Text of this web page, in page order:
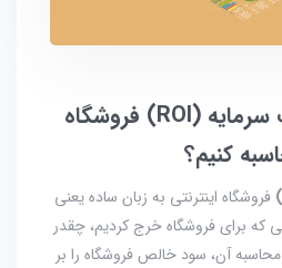
چگونه نرخ بازگشت سرمایه (ROI) فروشگاه
کنیم؟
فروشگاه اینترنتی به زبان ساده یعنی
که برای فروشگاه خرج کردیم، چقدر
آن، سود خالص فروشگاه را بر